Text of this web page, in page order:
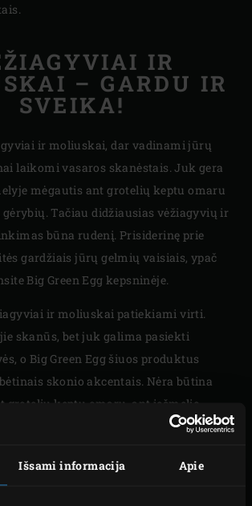
Išsami informacija Apie
IR
– GARDU IR
SVEIKA!
ir moliuskai, dar vadinami jūrų
laikomi vasaros skanėstais. Juk gera
mėgautis ant grotelių keptu omaru
Tačiau didžiausias vėžiagyvių ir
būna rudenį. Prisiderinę prie
gardžiais jūrų gelmių vaisiais, ypač
Big Green Egg kepsninėje.
ir moliuskai patiekiami virti.
skanūs, bet juk galima pasiekti
o Big Green Egg šiuos produktus
skonio akcentais. Nėra būtina
grotelių keptu omaru, ant iešmelio
arba keptomis jūrų šukutėmis.
vėžiagyvius ir moliuskus. Be to, tai